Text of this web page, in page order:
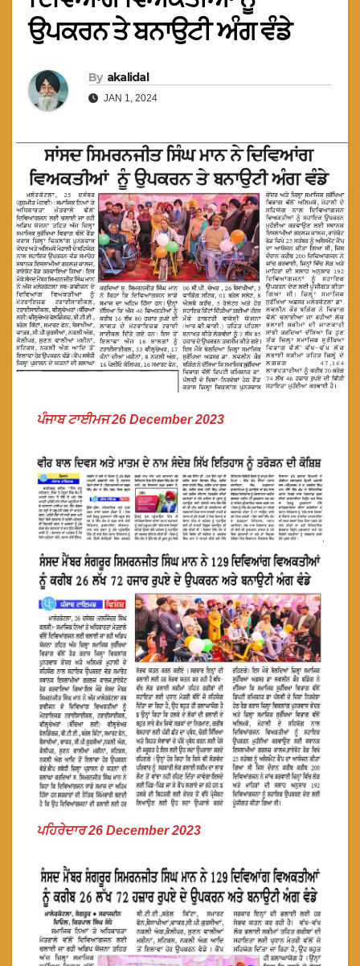
ਉਪਕਰਨ ਤੇ ਬਨਾਉਟੀ ਅੰਗ ਵੰਡੇ
By akalidal
JAN 1, 2024
ਪੰਜਾਬ ਟਾਈਮਜ 26 December 2023
ਪਹਿਰੇਦਾਰ 26 December 2023